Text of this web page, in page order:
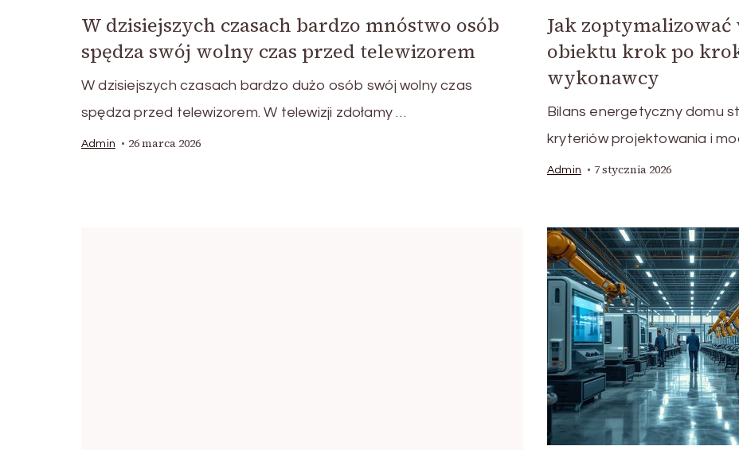
W dzisiejszych czasach bardzo mnóstwo osób
spędza swój wolny czas przed telewizorem
W dzisiejszych czasach bardzo dużo osób swój wolny czas
spędza przed telewizorem. W telewizji zdołamy …
Admin 26 marca 2026
Jak
obiektu krok po
wykonawcy
Bilans energetyczny domu
kryteriów projektowania i
Admin 7 stycznia 2026